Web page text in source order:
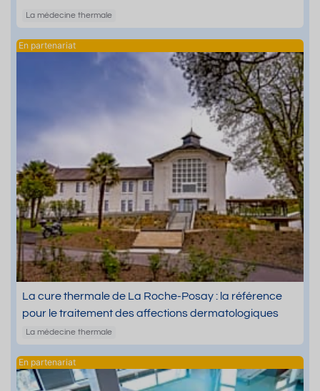
La médecine thermale
La cure thermale de La Roche-Posay : la référence
pour le traitement des affections dermatologiques
La médecine thermale